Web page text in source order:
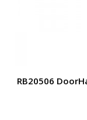
RB20506